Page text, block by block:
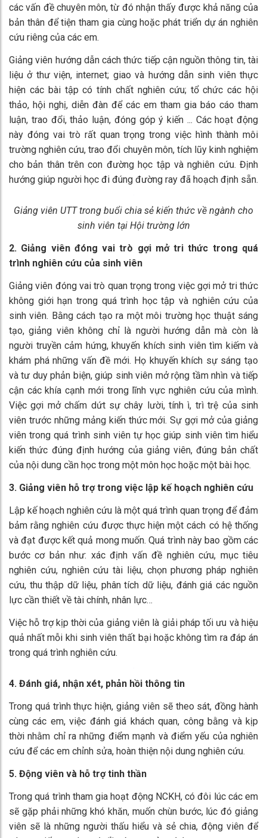
các vấn đề chuyên môn, từ đó nhận thấy được khả năng của
bản thân để tiện tham gia cùng hoặc phát triển dự án nghiên
cứu riêng của các em.
Giảng viên hướng dẫn cách thức tiếp cận nguồn thông tin, tài
liệu ở thư viện, internet; giao và hướng dẫn sinh viên thực
hiện các bài tập có tính chất nghiên cứu; tổ chức các hội
thảo, hội nghị, diễn đàn để các em tham gia báo cáo tham
luận, trao đổi, thảo luận, đóng góp ý kiến ... Các hoạt động
này đóng vai trò rất quan trọng trong việc hình thành môi
trường nghiên cứu, trao đổi chuyên môn, tích lũy kinh nghiệm
cho bản thân trên con đường học tập và nghiên cứu. Định
hướng giúp người học đi đúng đường ray đã hoạch định sẵn.
Giảng viên UTT trong buổi chia sẻ kiến thức về ngành cho
sinh viên tại Hội trường lớn
2. Giảng viên đóng vai trò gợi mở tri thức trong quá
trình nghiên cứu của sinh viên
Giảng viên đóng vai trò quan trọng trong việc gợi mở tri thức
không giới hạn trong quá trình học tập và nghiên cứu của
sinh viên. Bằng cách tạo ra một môi trường học thuật sáng
người truyền cảm hứng, khuyến khích sinh viên tìm kiếm và
khám phá những vấn đề mới. Họ khuyến khích sự sáng tạo
và tư duy phản biện, giúp sinh viên mở rộng tầm nhìn và tiếp
cận các khía cạnh mới trong lĩnh vực nghiên cứu của mình.
Việc gợi mở chấm dứt sự chây lười, tính ì, trì trệ của sinh
viên trước những mảng kiến thức mới. Sự gợi mở của giảng
viên trong quá trình sinh viên tự học giúp sinh viên tìm hiểu
kiến thức đúng định hướng của giảng viên, đúng bản chất
của nội dung cần học trong một môn học hoặc một bài học.
3. Giảng viên hỗ trợ trong việc lập kế hoạch nghiên cứu
Lập kế hoạch nghiên cứu là một quá trình quan trọng để đảm
bảm rằng nghiên cứu được thực hiện một cách có hệ thống
và đạt được kết quả mong muốn. Quá trình này bao gồm các
bước cơ bản như: xác định vấn đề nghiên cứu, mục tiêu
nghiên cứu, nghiên cứu tài liệu, chọn phương pháp nghiên
cứu, thu thập dữ liệu, phân tích dữ liệu, đánh giá các nguồn
quả nhất mỗi khi sinh viên thất bại hoặc không tìm ra đáp án
trong quá trình nghiên cứu.